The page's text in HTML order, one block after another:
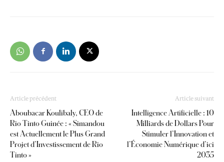
Article précédent
Aboubacar Koulibaly, CEO de
Rio Tinto Guinée : « Simandou
est Actuellement le Plus Grand
Projet d’Investissement de Rio
Tinto »
Article suivant
Intelligence Artificielle : 10
Milliards de Dollars Pour
Stimuler l’Innovation et
l’Économie Numérique d’ici
2035